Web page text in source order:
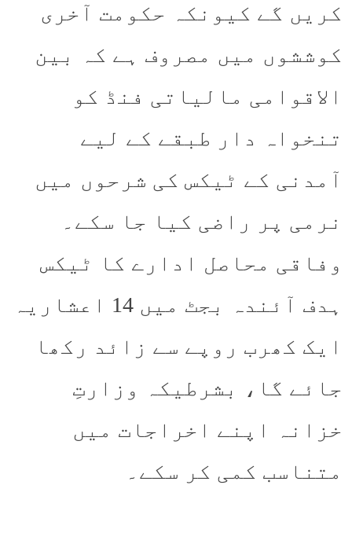
کریں گے کیونکہ حکومت آخری
کوششوں میں مصروف ہے کہ بین
الاقوامی مالیاتی فنڈ کو
تنخواہ دار طبقے کے لیے
آمدنی کے ٹیکس کی شرحوں میں
نرمی پر راضی کیا جا سکے۔
وفاقی محاصل ادارے کا ٹیکس
ہدف آئندہ بجٹ میں 14 اعشاریہ
ایک کھرب روپے سے زائد رکھا
جائے گا، بشرطیکہ وزارتِ
خزانہ اپنے اخراجات میں
متناسب کمی کر سکے۔